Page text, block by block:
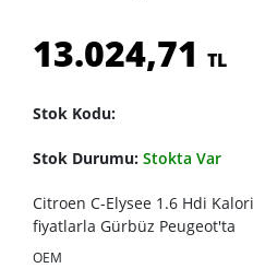
13.024,71 TL
Stok Kodu:
Stok Durumu: Stokta Var
Citroen C-Elysee 1.6 Hdi
fiyatlarla Gürbüz Peugeot'ta
OEM